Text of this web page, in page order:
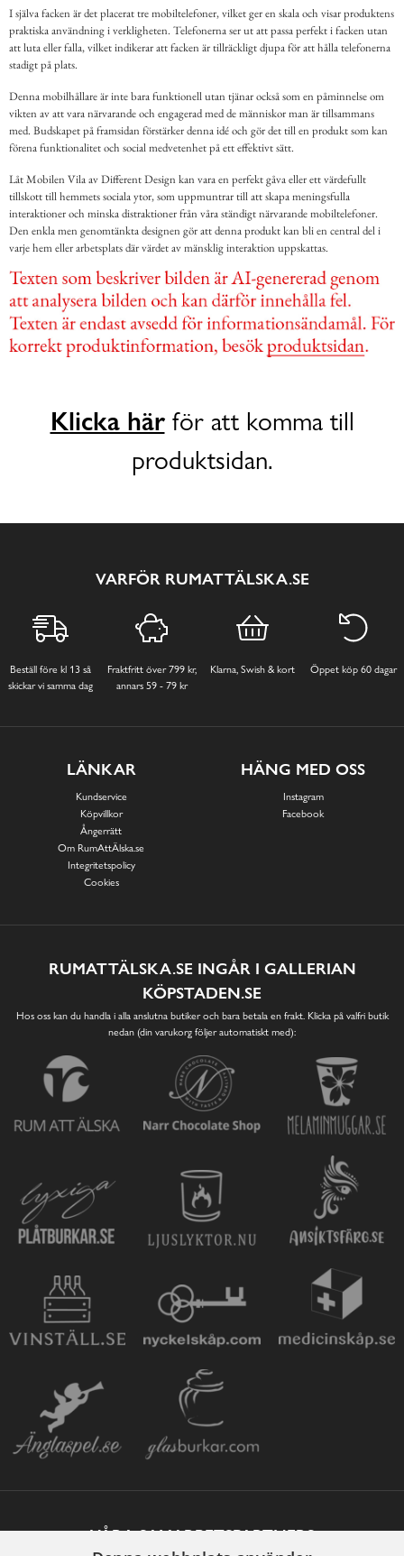
I själva facken är det placerat tre mobiltelefoner, vilket ger en skala och visar produktens
praktiska användning i verkligheten. Telefonerna ser ut att passa perfekt i facken utan
att luta eller falla, vilket indikerar att facken är tillräckligt djupa för att hålla telefonerna
stadigt på plats.
Denna mobilhållare är inte bara funktionell utan tjänar också som en påminnelse om
vikten av att vara närvarande och engagerad med de människor man är tillsammans
med. Budskapet på framsidan förstärker denna idé och gör det till en produkt som kan
förena funktionalitet och social medvetenhet på ett effektivt sätt.
Låt Mobilen Vila av Different Design kan vara en perfekt gåva eller ett värdefullt
tillskott till hemmets sociala ytor, som uppmuntrar till att skapa meningsfulla
interaktioner och minska distraktioner från våra ständigt närvarande mobiltelefoner.
Den enkla men genomtänkta designen gör att denna produkt kan bli en central del i
varje hem eller arbetsplats där värdet av mänsklig interaktion uppskattas.
Klicka härför att komma till
produktsidan.
VARFÖR RUMATTÄLSKA.SE
Beställ före kl 13 så
skickar vi samma dag
Fraktfritt över 799 kr,
annars 59 - 79 kr
Klarna, Swish & kort Öppet köp 60 dagar
LÄNKAR
Kundservice
Köpvillkor
Ångerrätt
Om RumAttÄlska.se
Integritetspolicy
Cookies
HÄNG MED OSS
Instagram
Facebook
RUMATTÄLSKA.SE INGÅR I GALLERIAN
KÖPSTADEN.SE
Hos oss kan du handla i alla anslutna butiker och bara betala en frakt. Klicka på valfri butik
nedan (din varukorg följer automatiskt med):
VÅRA SAMARBETSPARTNERS